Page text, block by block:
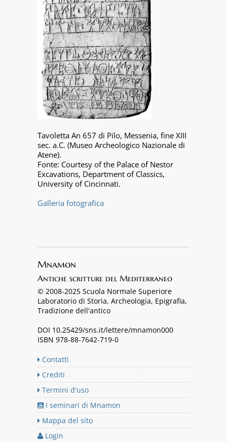
Tavoletta An 657 di Pilo, Messenia, fine XIII
sec. a.C. (Museo Archeologico Nazionale di
Atene).
Fonte: Courtesy of the Palace of Nestor
Excavations, Department of Classics,
University of Cincinnati.
Galleria fotografica
Mnamon
Antiche scritture del Mediterraneo
© 2008-2025 Scuola Normale Superiore
Laboratorio di Storia, Archeologia, Epigrafia,
Tradizione dell'antico
DOI 10.25429/sns.it/lettere/mnamon000
ISBN 978-88-7642-719-0
Contatti
Crediti
Termini d'uso
I seminari di Mnamon
Mappa del sito
Login